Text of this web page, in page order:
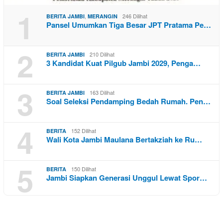
1 BERITA JAMBI, MERANGIN 246 Dilihat
Pansel Umumkan Tiga Besar JPT Pratama Pe…
2 BERITA JAMBI 210 Dilihat
3 Kandidat Kuat Pilgub Jambi 2029, Penga…
3 BERITA JAMBI 163 Dilihat
Soal Seleksi Pendamping Bedah Rumah. Pen…
4 BERITA 152 Dilihat
Wali Kota Jambi Maulana Bertakziah ke Ru…
5 BERITA 150 Dilihat
Jambi Siapkan Generasi Unggul Lewat Spor…